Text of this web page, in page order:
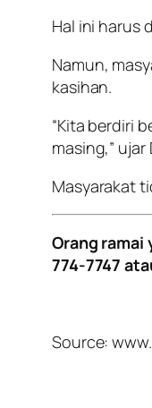
Hal ini harus
Namun,
kasihan.
“Kita berdiri
masing,” ujar
Masyarakat
Orang ramai
774-7747
Source: